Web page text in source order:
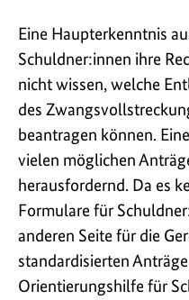
Eine Haupterkenntnis
Schuldner:innen ihre
nicht wissen, welche
des
beantragen können.
vielen möglichen
herausfordernd. Da es
Formulare für
anderen Seite für die
standardisierten
Orientierungshilfe für